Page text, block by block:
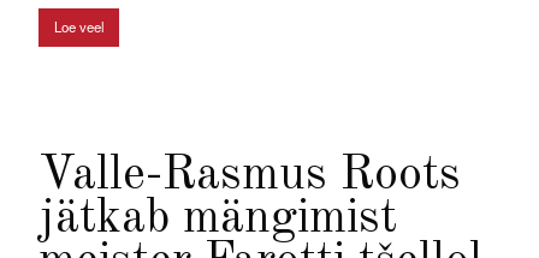
Loe veel
Valle-Rasmus Roots
jätkab mängimist